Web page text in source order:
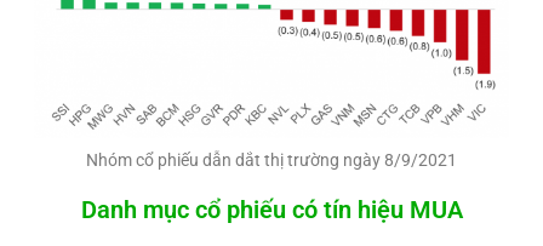
Nhóm cổ phiếu dẫn dắt thị trường ngày 8/9/2021
Danh mục cổ phiếu có tín hiệu MUA